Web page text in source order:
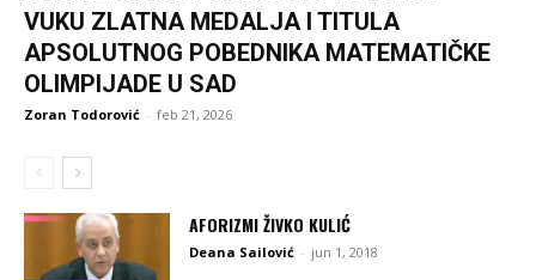
VUKU ZLATNA MEDALJA I TITULA
APSOLUTNOG POBEDNIKA MATEMATIČKE
OLIMPIJADE U SAD
Zoran Todorović - feb 21, 2026
AFORIZMI ŽIVKO KULIĆ
Deana Sailović - jun 1, 2018